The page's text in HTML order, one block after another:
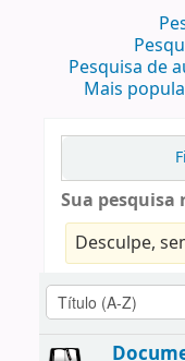
Pesquisa de
Mais
Sua
Desculpe,